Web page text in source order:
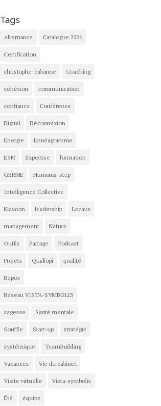
Tags
Alternance Catalogue 2026
Certification
christophe-cabanne Coaching
cohésion communication
confiance Conférence
Digital Déconnexion
Energie Ennéagramme
ESM Expertise formation
GERME Humanis-step
Intelligence Collective
Klaxoon leadership Locaux
management Nature
Outils Partage Podcast
Projets Qualiopi qualité
Repos
Réseau VISTA-SYMBOLIS
sagesse Santé mentale
Souffle Start-up stratégie
systémique TeamBuilding
Vacances Vie du cabinet
Visite virtuelle Vista-symbolis
Été équipe